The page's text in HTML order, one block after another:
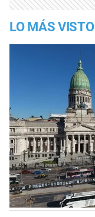
LO MÁS VISTO